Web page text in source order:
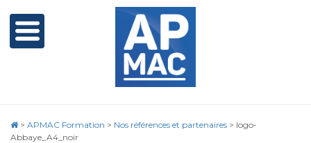
> APMAC Formation > Nos références et partenaires > logo-
Abbaye_A4_noir